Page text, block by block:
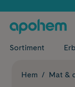
Sortiment
Hem Mat &